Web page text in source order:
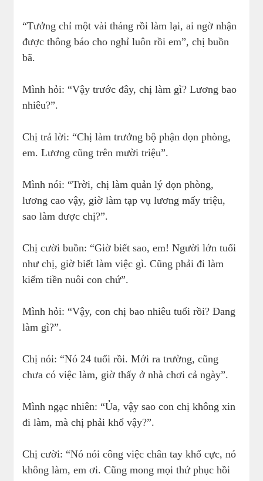
“Tưởng chỉ một vài tháng rồi làm lại, ai ngờ nhận
được thông báo cho nghỉ luôn rồi em”, chị buồn
bã.
Mình hỏi: “Vậy trước đây, chị làm gì? Lương bao
nhiêu?”.
Chị trả lời: “Chị làm trưởng bộ phận dọn phòng,
em. Lương cũng trên mười triệu”.
Mình nói: “Trời, chị làm quản lý dọn phòng,
lương cao vậy, giờ làm tạp vụ lương mấy triệu,
sao làm được chị?”.
Chị cười buồn: “Giờ biết sao, em! Người lớn tuổi
như chị, giờ biết làm việc gì. Cũng phải đi làm
kiếm tiền nuôi con chứ”.
Mình hỏi: “Vậy, con chị bao nhiêu tuổi rồi? Đang
làm gì?”.
Chị nói: “Nó 24 tuổi rồi. Mới ra trường, cũng
chưa có việc làm, giờ thấy ở nhà chơi cả ngày”.
Mình ngạc nhiên: “Ủa, vậy sao con chị không xin
đi làm, mà chị phải khổ vậy?”.
Chị cười: “Nó nói công việc chân tay khổ cực, nó
không làm, em ơi. Cũng mong mọi thứ phục hồi